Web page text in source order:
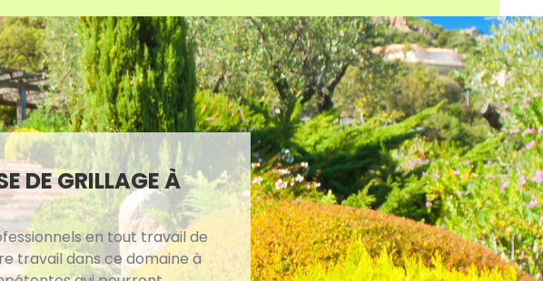
DE GRILLAGE À
en tout travail de
travail dans ce domaine à